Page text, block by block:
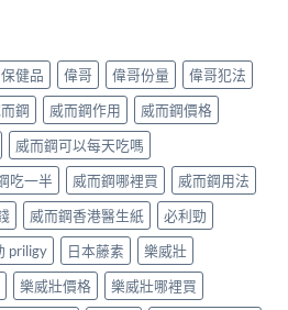
保健品 偉哥 偉哥份量
偉哥犯法
鋼 威而鋼作用
威而鋼價格
威而鋼可以每天吃嗎
吃一半 威而鋼哪裡買
威而鋼用法
威而鋼香港醫生紙
必利勁
priligy 日本藤素
樂威壯
樂威壯價格 樂威壯哪裡買